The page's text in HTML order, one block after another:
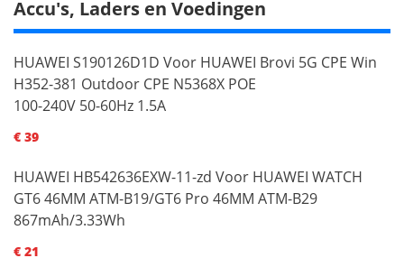
Accu's, Laders en Voedingen
HUAWEI S190126D1D Voor HUAWEI Brovi 5G CPE Win
H352-381 Outdoor CPE N5368X POE
100-240V 50-60Hz 1.5A
€ 39
HUAWEI HB542636EXW-11-zd Voor HUAWEI WATCH
GT6 46MM ATM-B19/GT6 Pro 46MM ATM-B29
867mAh/3.33Wh
€ 21